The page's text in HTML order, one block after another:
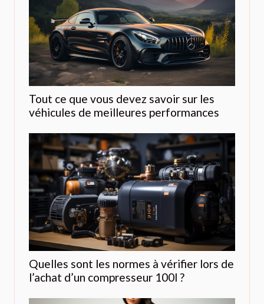
Tout ce que vous devez savoir sur les
véhicules de meilleures performances
Quelles sont les normes à vérifier lors de
l’achat d’un compresseur 100l ?